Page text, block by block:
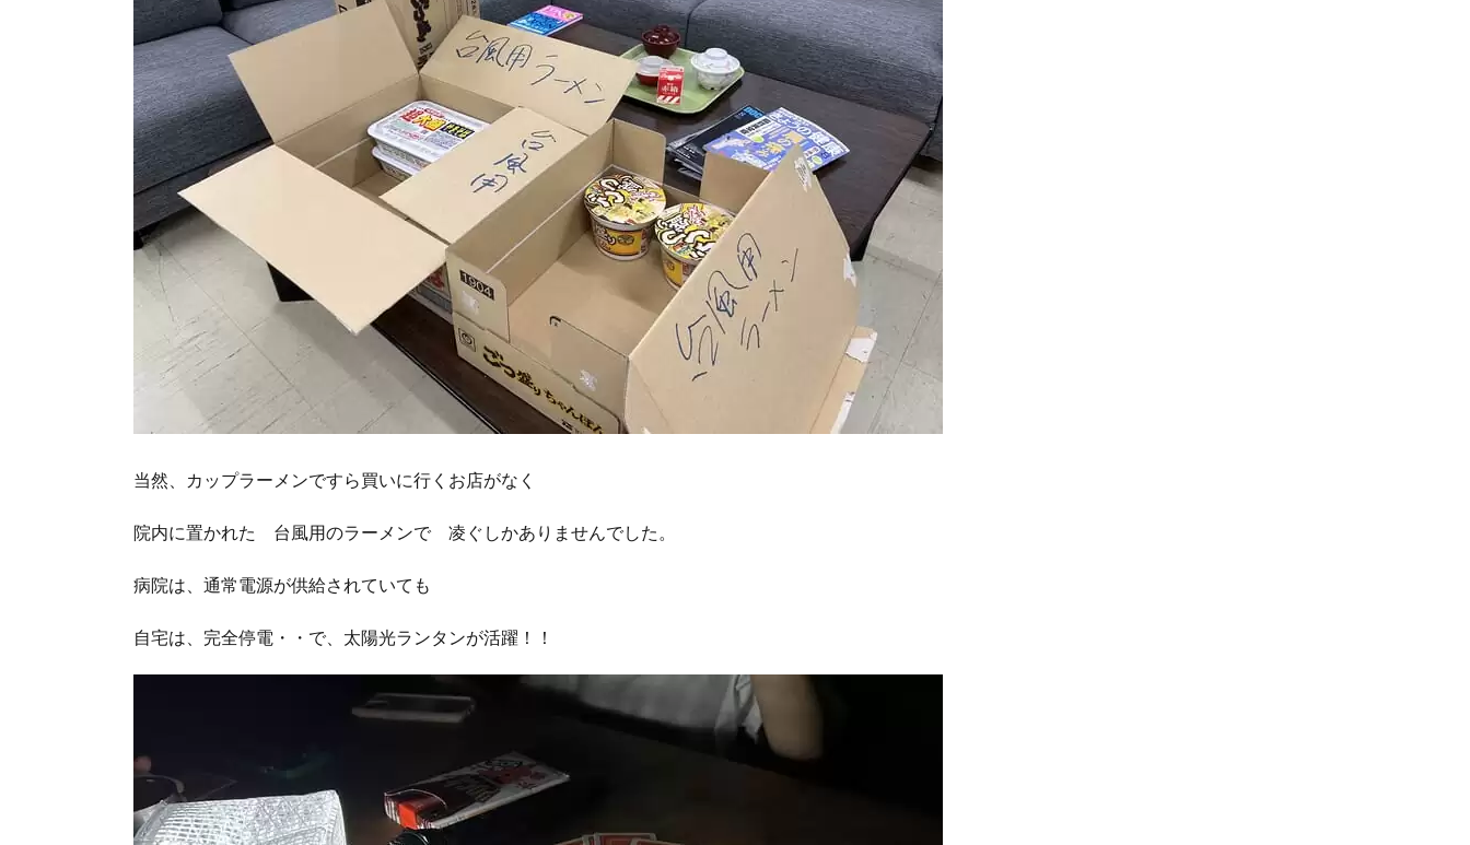
当然、カップラーメンですら買いに行くお店がなく
院内に置かれた 台風用のラーメンで 凌ぐしかありませんでした。
病院は、通常電源が供給されていても
自宅は、完全停電・・で、太陽光ランタンが活躍！！